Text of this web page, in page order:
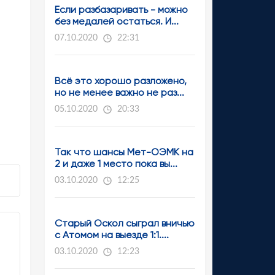
Если разбазаривать - можно
без медалей остаться. И...
07.10.2020 22:31
Всё это хорошо разложено,
но не менее важно не раз...
05.10.2020 20:33
Так что шансы Мет-ОЭМК на
2 и даже 1 место пока вы...
03.10.2020 12:25
Старый Оскол сыграл вничью
с Атомом на выезде 1:1....
03.10.2020 12:23